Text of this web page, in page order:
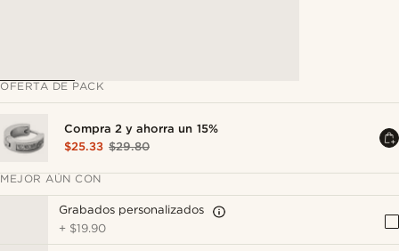
OFERTA DE PACK
Compra 2 y ahorra un 15%
$25.33 $29.80
MEJOR AÚN CON
Grabados personalizados
+ $19.90